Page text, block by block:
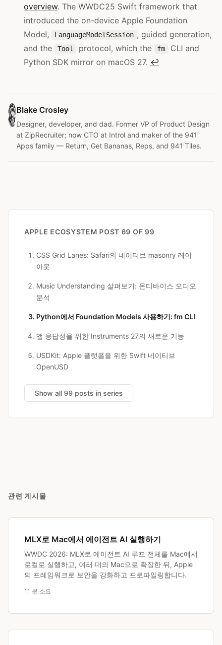
overview. The WWDC25 Swift framework that
introduced the on-device Apple Foundation
Model,
LanguageModelSession , guided generation,
and the
Tool protocol, which the fm
CLI and
Python SDK mirror on macOS 27. ↩
Blake Crosley
Designer, developer, and dad. Former VP of Product Design
at ZipRecruiter; now CTO at Introl and maker of the 941
Apps family — Return, Get Bananas, Reps, and 941 Tiles.
APPLE ECOSYSTEM POST 69 OF 99
CSS Grid Lanes: Safari의 네이티브 masonry 레이
아웃
Music Understanding 살펴보기: 온디바이스 오디오
분석
Python에서 Foundation Models 사용하기: fm CLI
앱 응답성을 위한 Instruments 27의 새로운 기능
USDKit: Apple 플랫폼을 위한 Swift 네이티브
OpenUSD
Show all 99 posts in series
관련 게시물
MLX로 Mac에서 에이전트 AI 실행하기
WWDC 2026: MLX로 에이전트 AI 루프 전체를 Mac에서
로컬로 실행하고, 여러 대의 Mac으로 확장한 뒤, Apple
의 프레임워크로 보안을 강화하고 프로파일링합니다.
11 분 소요